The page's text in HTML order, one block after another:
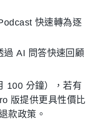
快速轉為逐
過 AI 問答快速回顧
100 分鐘），若有
版提供更具性價比
款政策。